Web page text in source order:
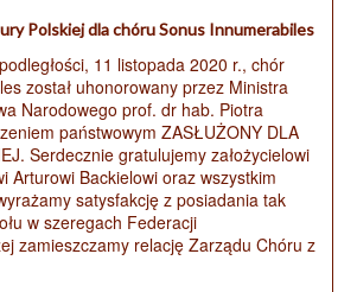
Polskiej dla chóru Sonus Innumerabiles
11 listopada 2020 r., chór
został uhonorowany przez Ministra
Narodowego prof. dr hab. Piotra
państwowym ZASŁUŻONY DLA
Serdecznie gratulujemy założycielowi
Arturowi Backielowi oraz wszystkim
satysfakcję z posiadania tak
w szeregach Federacji
zamieszczamy relację Zarządu Chóru z